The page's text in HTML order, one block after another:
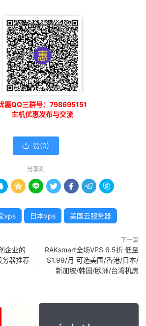
惠QQ三群号：798695151
主机优惠发布与交流
 赞(0)
分享到
     
vps 日本vps 美国云服务器
企业的
务器推荐
下一篇
RAKsmart全场VPS 6.5折 低至
$1.99/月 可选美国/香港/日本/
新加坡/韩国/欧洲/台湾机房